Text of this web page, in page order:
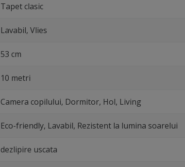
Tapet clasic
Lavabil, Vlies
53 cm
10 metri
Camera copilului, Dormitor, Hol, Living
Eco-friendly, Lavabil, Rezistent la lumina soarelui
dezlipire uscata